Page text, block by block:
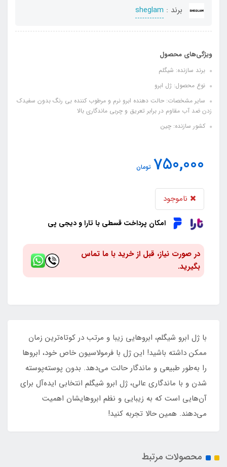
برند : sheglam
ویژگی‌های محصول
برند سازنده: شیگلم
نوع محصول: ژل ابرو
سایر مشخصات: حالت دهنده ابرو نرم و مرطوب کننده بی رنگ بدون سفیدک
زدن ضد آب مقاوم در برابر تعریق و چربی ماندگاری بالا
کشور سازنده: چین
750,000 تومان
ناموجود
امکان پرداخت قسطی با تارا و دیجی پی
در صورت نیاز، قبل از خرید با ما تماس
بگیرید.
با ژل ابرو شیگلم، ابروهایی زیبا و مرتب در کوتاه‌ترین زمان
ممکن داشته باشید! این ژل با فرمولاسیون خاص خود، ابروها
را به‌طور طبیعی و ماندگار حالت می‌دهد. بدون پوسته‌پوسته
شدن و با ماندگاری عالی، ژل ابرو شیگلم انتخابی ایده‌آل برای
آن‌هایی است که به زیبایی و نظم ابروهایشان اهمیت
می‌دهند. همین حالا تجربه کنید!
محصولات مرتبط